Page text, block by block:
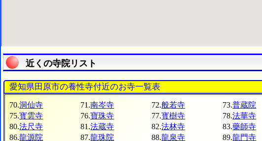
近くの寺院リスト
愛知県田原市の養性寺付近のお寺一覧表
70.洞仙寺 71.南岑寺 72.般若寺 73.普蔵院
75.寳雲寺 76.寶珠寺 77.寳樹寺 78.法華寺
80.法尺寺 81.法蔵寺 82.法林寺 83.藥師寺
86.龍源院 87.龍珠院 88.龍泉寺 89.龍門寺